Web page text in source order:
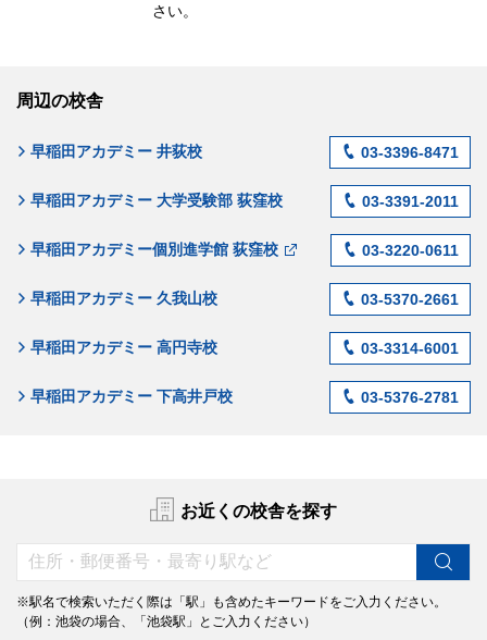
さい。
周辺の校舎
早稲田アカデミー 井荻校 03-3396-8471
早稲田アカデミー 大学受験部 荻窪校 03-3391-2011
早稲田アカデミー個別進学館 荻窪校 03-3220-0611
早稲田アカデミー 久我山校 03-5370-2661
早稲田アカデミー 高円寺校 03-3314-6001
早稲田アカデミー 下高井戸校 03-5376-2781
お近くの校舎を探す
※駅名で検索いただく際は「駅」も含めたキーワードをご入力ください。
（例：池袋の場合、「池袋駅」とご入力ください）